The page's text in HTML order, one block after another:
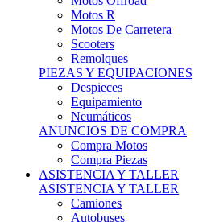
Motos R
Motos De Carretera
Scooters
Remolques
PIEZAS Y EQUIPACIONES
Despieces
Equipamiento
Neumáticos
ANUNCIOS DE COMPRA
Compra Motos
Compra Piezas
ASISTENCIA Y TALLER
ASISTENCIA Y TALLER
Camiones
Autobuses